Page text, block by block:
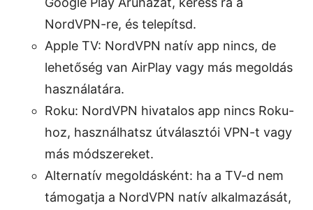
NordVPN-re, és telepítsd.
Apple TV: NordVPN natív app nincs, de
lehetőség van AirPlay vagy más megoldás
használatára.
Roku: NordVPN hivatalos app nincs Roku-
hoz, használhatsz útválasztói VPN-t vagy
más módszereket.
Alternatív megoldásként: ha a TV-d nem
támogatja a NordVPN natív alkalmazását,